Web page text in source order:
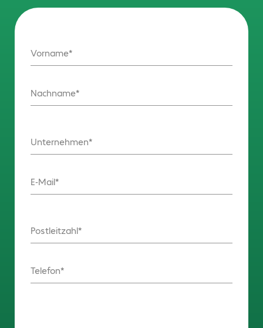
Vorname
Nachname
Unternehmen
E-Mail
Postleitzahl
Telefon